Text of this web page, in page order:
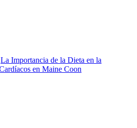
La Importancia de la Dieta en la
en Maine Coon